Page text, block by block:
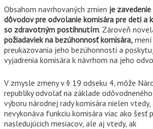
Obsahom navrhovaných zmien je
dôvodov pre odvolanie komisára pre deti a
so zdravotným postihnutím. Zároveň
požiadaviek na bezúhonnosť komisára, mení
preukazovania jeho bezúhonnosti a
vyjadrenia komisára k návrhom na jeho
V zmysle zmeny v § 19 odseku 4, môže
republiky odvolať na základe
výboru národnej rady komisára nielen vtedy,
nevykonáva funkciu komisára viac ako šesť
nasledujúcich mesiacov, ale aj vtedy, ak